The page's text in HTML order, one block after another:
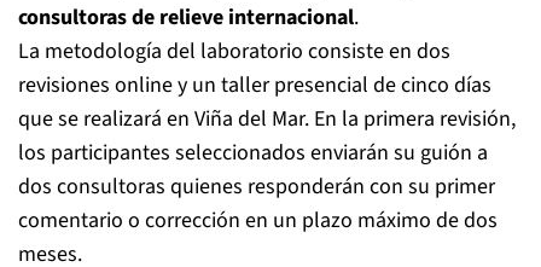
consultoras de relieve internacional.
La metodología del laboratorio consiste en dos
revisiones online y un taller presencial de cinco días
que se realizará en Viña del Mar. En la primera revisión,
los participantes seleccionados enviarán su guión a
dos consultoras quienes responderán con su primer
comentario o corrección en un plazo máximo de dos
meses.